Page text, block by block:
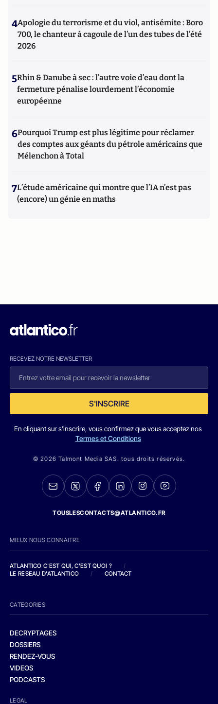
4Apologie du terrorisme et du viol, antisémite : Boro
700, le chanteur à cagoule de l’un des tubes de l’été
2026
5Rhin & Danube à sec : l’autre voie d’eau dont la
fermeture pénalise lourdement l’économie
européenne
6Pourquoi Trump est plus légitime pour réclamer
des comptes aux géants du pétrole américains que
Mélenchon à Total
7L’étude américaine qui montre que l’IA n’est pas
(encore) un génie en maths
RECEVEZ NOTRE NEWSLETTER
S'INSCRIRE
En cliquant sur s'inscrire, vous confirmez que vous acceptez nos
Termes et Conditions
© 2026 Talmont Media SAS. tous droits réservés.
TOUSLESCONTACTS@ATLANTICO.FR
MIEUX NOUS CONNAITRE
ATLANTICO C'EST QUI, C'EST QUOI ?
/
LE RESEAU D'ATLANTICO
/ CONTACT
CATEGORIES
DECRYPTAGES
DOSSIERS
RENDEZ-VOUS
VIDEOS
PODCASTS
LEGAL